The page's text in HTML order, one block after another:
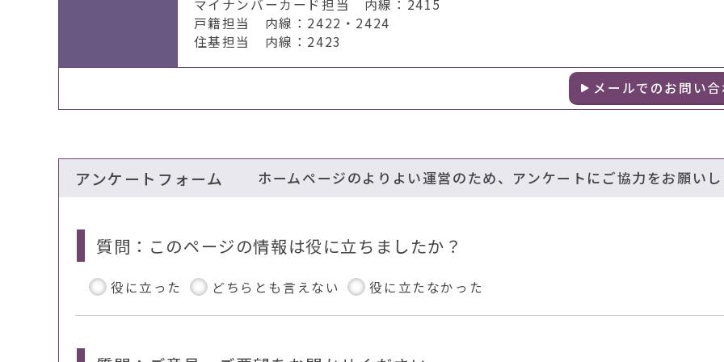
マイナンバーカード担当 内線：2415
戸籍担当 内線：2422・2424
住基担当 内線：2423
メールでのお問い合
アンケートフォーム ホームページのよりよい運営のため、アンケートにご協力をお願い
質問：このページの情報は役に立ちましたか？
役に立った どちらとも言えない 役に立たなかった